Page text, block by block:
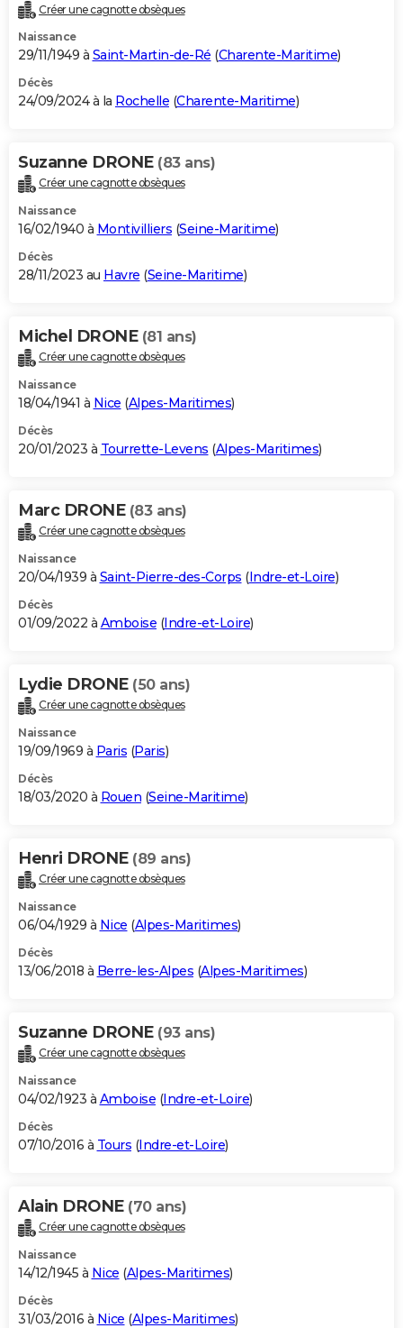
Créer une cagnotte obsèques
Naissance
29/11/1949 à Saint-Martin-de-Ré (Charente-Maritime)
Décès
24/09/2024 à la Rochelle (Charente-Maritime)
Suzanne DRONE (83 ans)
Créer une cagnotte obsèques
Naissance
16/02/1940 à Montivilliers (Seine-Maritime)
Décès
28/11/2023 au Havre (Seine-Maritime)
Michel DRONE (81 ans)
Créer une cagnotte obsèques
Naissance
18/04/1941 à Nice (Alpes-Maritimes)
Décès
20/01/2023 à Tourrette-Levens (Alpes-Maritimes)
Marc DRONE (83 ans)
Créer une cagnotte obsèques
Naissance
20/04/1939 à Saint-Pierre-des-Corps (Indre-et-Loire)
Décès
01/09/2022 à Amboise (Indre-et-Loire)
Lydie DRONE (50 ans)
Créer une cagnotte obsèques
Naissance
19/09/1969 à Paris (Paris)
Décès
18/03/2020 à Rouen (Seine-Maritime)
Henri DRONE (89 ans)
Créer une cagnotte obsèques
Naissance
06/04/1929 à Nice (Alpes-Maritimes)
Décès
13/06/2018 à Berre-les-Alpes (Alpes-Maritimes)
Suzanne DRONE (93 ans)
Créer une cagnotte obsèques
Naissance
04/02/1923 à Amboise (Indre-et-Loire)
Décès
07/10/2016 à Tours (Indre-et-Loire)
Alain DRONE (70 ans)
Créer une cagnotte obsèques
Naissance
14/12/1945 à Nice (Alpes-Maritimes)
Décès
31/03/2016 à Nice (Alpes-Maritimes)